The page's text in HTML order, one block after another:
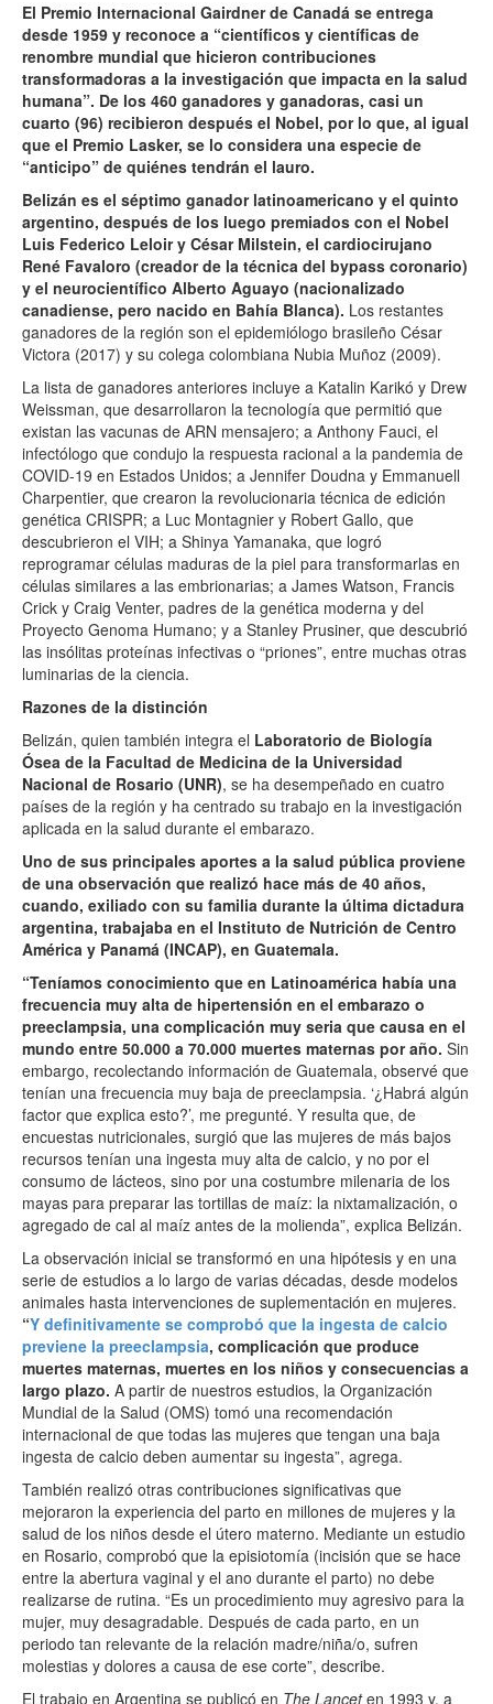
El Premio Internacional Gairdner de Canadá se entrega
desde 1959 y reconoce a “científicos y científicas de
renombre mundial que hicieron contribuciones
transformadoras a la investigación que impacta en la salud
humana”. De los 460 ganadores y ganadoras, casi un
cuarto (96) recibieron después el Nobel, por lo que, al igual
que el Premio Lasker, se lo considera una especie de
“anticipo” de quiénes tendrán el lauro.
Belizán es el séptimo ganador latinoamericano y el quinto
argentino, después de los luego premiados con el Nobel
Luis Federico Leloir y César Milstein, el cardiocirujano
René Favaloro (creador de la técnica del bypass coronario)
y el neurocientífico Alberto Aguayo (nacionalizado
canadiense, pero nacido en Bahía Blanca). Los restantes
ganadores de la región son el epidemiólogo brasileño César
Victora (2017) y su colega colombiana Nubia Muñoz (2009).
La lista de ganadores anteriores incluye a Katalin Karikó y Drew
Weissman, que desarrollaron la tecnología que permitió que
existan las vacunas de ARN mensajero; a Anthony Fauci, el
infectólogo que condujo la respuesta racional a la pandemia de
COVID-19 en Estados Unidos; a Jennifer Doudna y Emmanuell
Charpentier, que crearon la revolucionaria técnica de edición
genética CRISPR; a Luc Montagnier y Robert Gallo, que
descubrieron el VIH; a Shinya Yamanaka, que logró
reprogramar células maduras de la piel para transformarlas en
células similares a las embrionarias; a James Watson, Francis
Crick y Craig Venter, padres de la genética moderna y del
Proyecto Genoma Humano; y a Stanley Prusiner, que descubrió
las insólitas proteínas infectivas o “priones”, entre muchas otras
luminarias de la ciencia.
Razones de la distinción
Belizán, quien también integra el Laboratorio de Biología
Ósea de la Facultad de Medicina de la Universidad
Nacional de Rosario (UNR), se ha desempeñado en cuatro
países de la región y ha centrado su trabajo en la investigación
aplicada en la salud durante el embarazo.
Uno de sus principales aportes a la salud pública proviene
de una observación que realizó hace más de 40 años,
cuando, exiliado con su familia durante la última dictadura
argentina, trabajaba en el Instituto de Nutrición de Centro
América y Panamá (INCAP), en Guatemala.
“Teníamos conocimiento que en Latinoamérica había una
frecuencia muy alta de hipertensión en el embarazo o
preeclampsia, una complicación muy seria que causa en el
mundo entre 50.000 a 70.000 muertes maternas por año. Sin
embargo, recolectando información de Guatemala, observé que
tenían una frecuencia muy baja de preeclampsia. ‘¿Habrá algún
factor que explica esto?’, me pregunté. Y resulta que, de
encuestas nutricionales, surgió que las mujeres de más bajos
recursos tenían una ingesta muy alta de calcio, y no por el
consumo de lácteos, sino por una costumbre milenaria de los
mayas para preparar las tortillas de maíz: la nixtamalización, o
agregado de cal al maíz antes de la molienda”, explica Belizán.
La observación inicial se transformó en una hipótesis y en una
serie de estudios a lo largo de varias décadas, desde modelos
animales hasta intervenciones de suplementación en mujeres.
“Y definitivamente se comprobó que la ingesta de calcio
previene la preeclampsia, complicación que produce
muertes maternas, muertes en los niños y consecuencias a
largo plazo. A partir de nuestros estudios, la Organización
Mundial de la Salud (OMS) tomó una recomendación
internacional de que todas las mujeres que tengan una baja
ingesta de calcio deben aumentar su ingesta”, agrega.
También realizó otras contribuciones significativas que
mejoraron la experiencia del parto en millones de mujeres y la
salud de los niños desde el útero materno. Mediante un estudio
en Rosario, comprobó que la episiotomía (incisión que se hace
entre la abertura vaginal y el ano durante el parto) no debe
realizarse de rutina. “Es un procedimiento muy agresivo para la
mujer, muy desagradable. Después de cada parto, en un
periodo tan relevante de la relación madre/niña/o, sufren
molestias y dolores a causa de ese corte”, describe.
El trabajo en Argentina se publicó en The Lanceten 1993 y, a